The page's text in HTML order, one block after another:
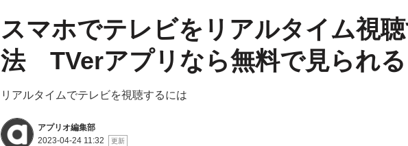
スマホでテレビをリアルタイム視
法 TVerアプリなら無料で見られる
リアルタイムでテレビを視聴するには
アプリオ編集部
2023-04-24 11:32